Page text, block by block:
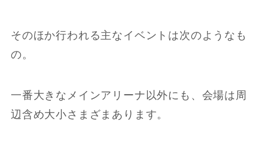
そのほか行われる主なイベントは次のようなも
の。
一番大きなメインアリーナ以外にも、会場は周
辺含め大小さまざまあります。